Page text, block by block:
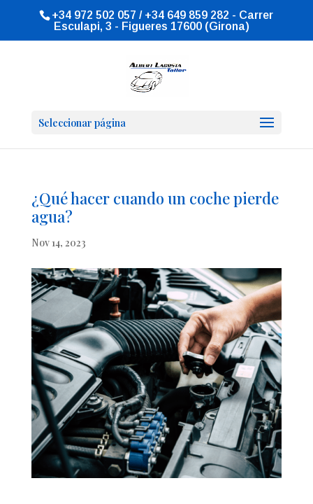
+34 972 502 057 / +34 649 859 282 - Carrer
Esculapi, 3 - Figueres 17600 (Girona)
Seleccionar página
¿Qué hacer cuando un coche pierde
agua?
Nov 14, 2023